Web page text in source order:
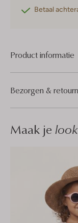
Betaal
Product informatie
Bezorgen &
Maak je